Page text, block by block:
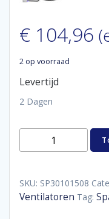
€ 104,96
2 op voorraad
Levertijd
2 Dagen
Spal
ventilator
aantal
SKU: SP30101508
Ventilatoren Tag: